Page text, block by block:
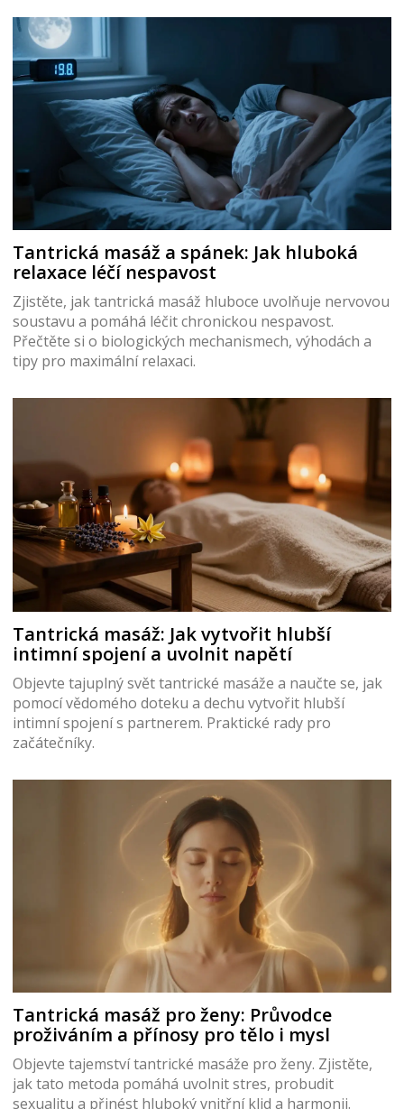
Tantrická masáž a spánek: Jak hluboká
relaxace léčí nespavost
Zjistěte, jak tantrická masáž hluboce uvolňuje nervovou
soustavu a pomáhá léčit chronickou nespavost.
Přečtěte si o biologických mechanismech, výhodách a
tipy pro maximální relaxaci.
Tantrická masáž: Jak vytvořit hlubší
intimní spojení a uvolnit napětí
Objevte tajuplný svět tantrické masáže a naučte se, jak
pomocí vědomého doteku a dechu vytvořit hlubší
intimní spojení s partnerem. Praktické rady pro
začátečníky.
Tantrická masáž pro ženy: Průvodce
proživáním a přínosy pro tělo i mysl
Objevte tajemství tantrické masáže pro ženy. Zjistěte,
jak tato metoda pomáhá uvolnit stres, probudit
sexualitu a přinést hluboký vnitřní klid a harmonii.